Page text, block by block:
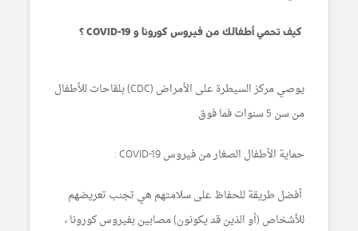
كيف تحمي أطفالك من فيروس كورونا و COVID-19 ؟
يوصي مركز السيطرة على الأمراض (CDC) بلقاحات للأطفال
من سن 5 سنوات فما فوق.
حماية الأطفال الصغار من فيروس COVID-19 :
أفضل طريقة للحفاظ على سلامتهم هي تجنب تعريضهم
للأشخاص (أو الذين قد يكونون) مصابين بفيروس كورونا ،